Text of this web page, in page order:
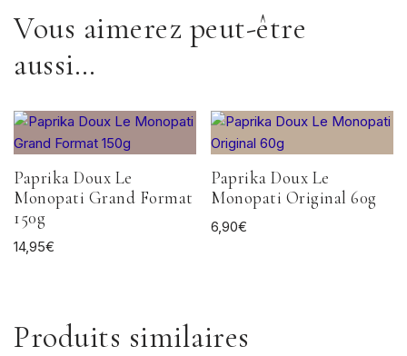
Vous aimerez peut-être
aussi…
Paprika Doux Le
Monopati Grand Format
150g
14,95€
Paprika Doux Le
Monopati Original 60g
6,90€
Produits similaires